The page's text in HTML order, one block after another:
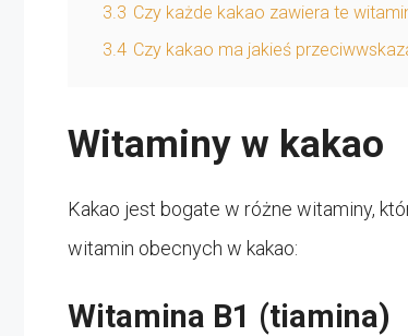
3.3 Czy każde kakao zawiera te
3.4 Czy kakao ma jakieś
Witaminy w kakao
Kakao jest bogate w różne witaminy,
witamin obecnych w kakao:
Witamina B1 (tiamina)